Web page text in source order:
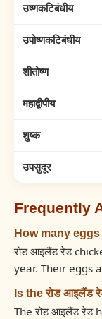
उष्णकटिबंधीय
उपोष्णकटिबंधीय
शीतोष्ण
महाद्वीपीय
शुष्क
उपसुदूर
Frequently
How many eggs
रोड आइलैंड रेड
year. Their eggs
Is the रोड आइलैंड
The रोड आइलैंड रेड